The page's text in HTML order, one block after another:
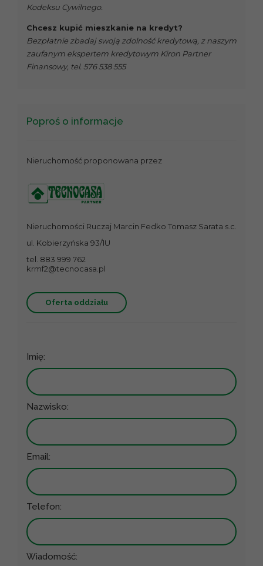
Kodeksu Cywilnego.
Chcesz kupić mieszkanie na kredyt?
Bezpłatnie zbadaj swoją zdolność kredytową, z naszym
zaufanym ekspertem kredytowym Kiron Partner
Finansowy, tel. 576 538 555
Poproś o informacje
Nieruchomość proponowana przez
Nieruchomości Ruczaj Marcin Fedko Tomasz Sarata s.c.
ul. Kobierzyńska 93/1U
tel. 883 999 762
krmf2@tecnocasa.pl
Oferta oddziału
Imię:
Nazwisko:
Email:
Telefon:
Wiadomość: